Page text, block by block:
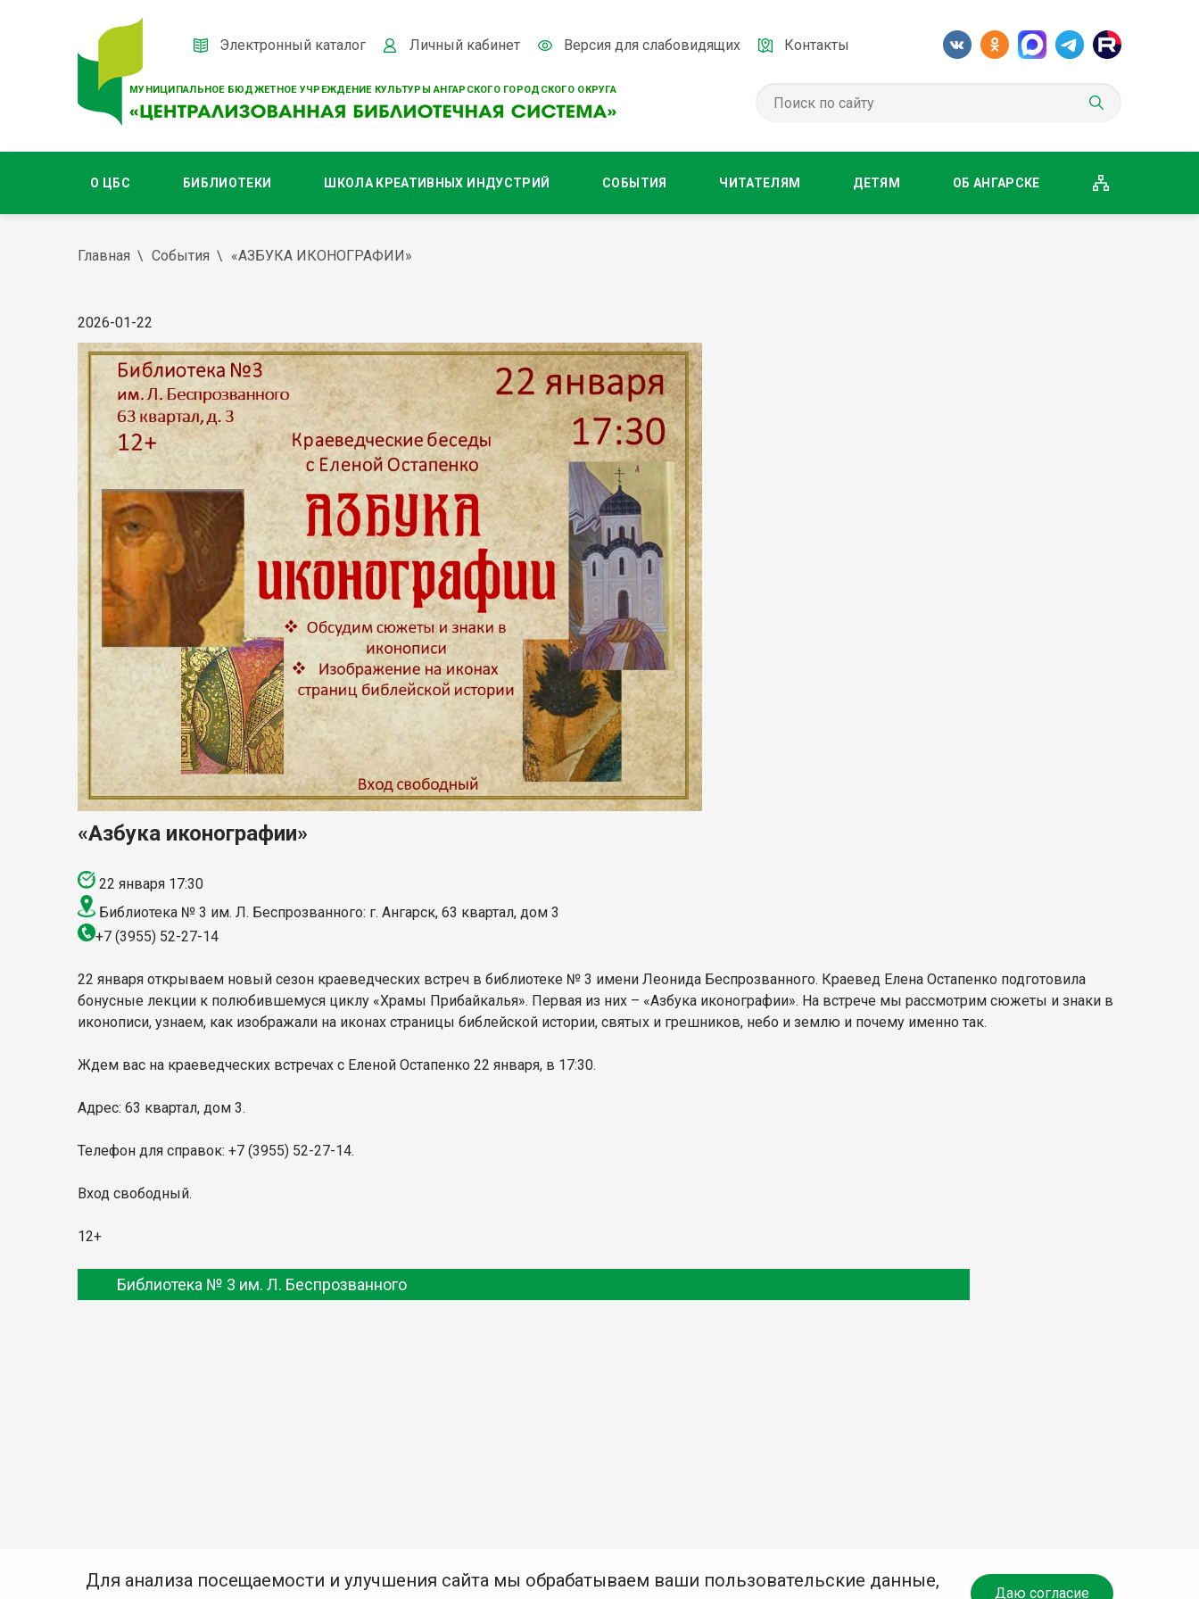
МУНИЦИПАЛЬНОЕ БЮДЖЕТНОЕ УЧРЕЖДЕНИЕ КУЛЬТУРЫ АНГАРСКОГО ГОРОДСКОГО ОКРУГА
Электронный каталог Личный кабинет Версия для слабовидящих Контакты
О ЦБС БИБЛИОТЕКИ ШКОЛА КРЕАТИВНЫХ ИНДУСТРИЙ СОБЫТИЯ ЧИТАТЕЛЯМ ДЕТЯМ ОБ АНГАРСКЕ
Главная События «АЗБУКА ИКОНОГРАФИИ»
2026-01-22
«Азбука иконографии»
22 января 17:30
Библиотека № 3 им. Л. Беспрозванного: г. Ангарск, 63 квартал, дом 3
+7 (3955) 52-27-14
22 января открываем новый сезон краеведческих встреч в библиотеке № 3 имени Леонида Беспрозванного. Краевед Елена Остапенко подготовила
бонусные лекции к полюбившемуся циклу «Храмы Прибайкалья». Первая из них – «Азбука иконографии». На встрече мы рассмотрим сюжеты и знаки в
иконописи, узнаем, как изображали на иконах страницы библейской истории, святых и грешников, небо и землю и почему именно так.
Ждем вас на краеведческих встречах с Еленой Остапенко 22 января, в 17:30.
Адрес: 63 квартал, дом 3.
Телефон для справок: +7 (3955) 52-27-14.
Вход свободный.
12+
Библиотека № 3 им. Л. Беспрозванного
Для анализа посещаемости и улучшения сайта мы обрабатываем ваши пользовательские данные,
Даю согласие